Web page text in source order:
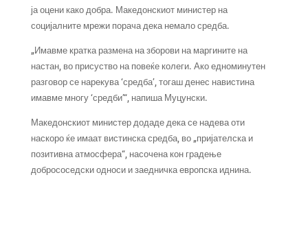
ја оцени како добра. Македонскиот министер на
социјалните мрежи порача дека немало средба.
„Имавме кратка размена на зборови на маргините на
настан, во присуство на повеќе колеги. Ако едноминутен
разговор се нарекува ‘средба’, тогаш денес навистина
имавме многу ‘средби’“, напиша Муцунски.
Македонскиот министер додаде дека се надева оти
наскоро ќе имаат вистинска средба, во „пријателска и
позитивна атмосфера“, насочена кон градење
добрососедски односи и заедничка европска иднина.